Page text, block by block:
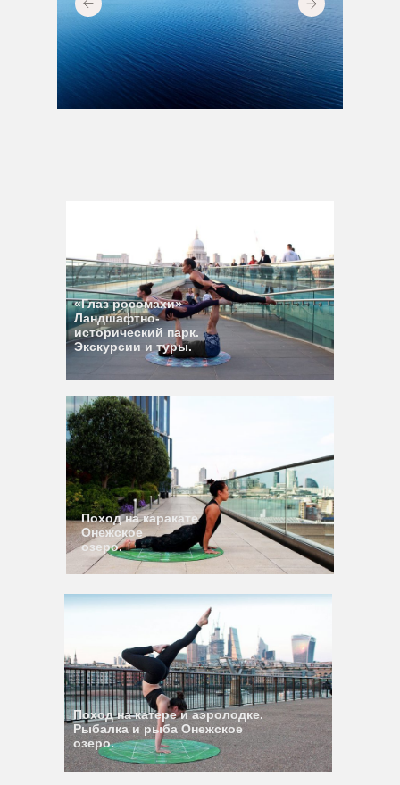
Поход на катере и аэролодке.
Рыбалка и рыба Онежское
озеро.
Поход на каракате
Онежское
озеро.
«Глаз росомахи»
Ландшафтно-
исторический парк.
Экскурсии и туры.